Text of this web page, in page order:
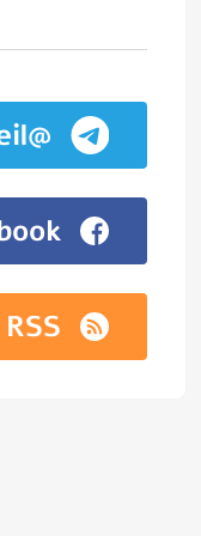
@tocodeil בטלגרם
RSS